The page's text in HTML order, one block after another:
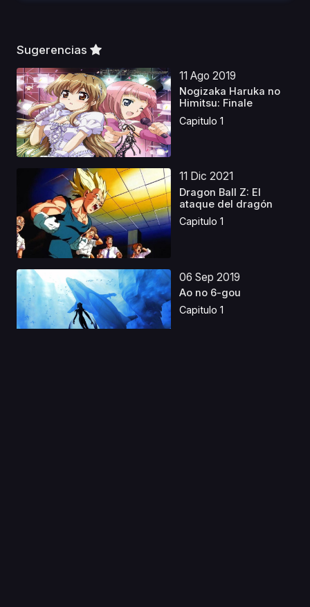
Sugerencias
11 Ago 2019
Nogizaka Haruka no
Himitsu: Finale
Capitulo 1
11 Dic 2021
Dragon Ball Z: El
ataque del dragón
Capitulo 1
06 Sep 2019
Ao no 6-gou
Capitulo 1